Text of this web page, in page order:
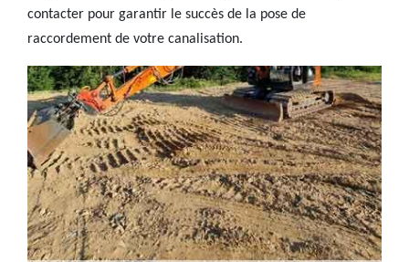
contacter pour garantir le succès de la pose de
raccordement de votre canalisation.